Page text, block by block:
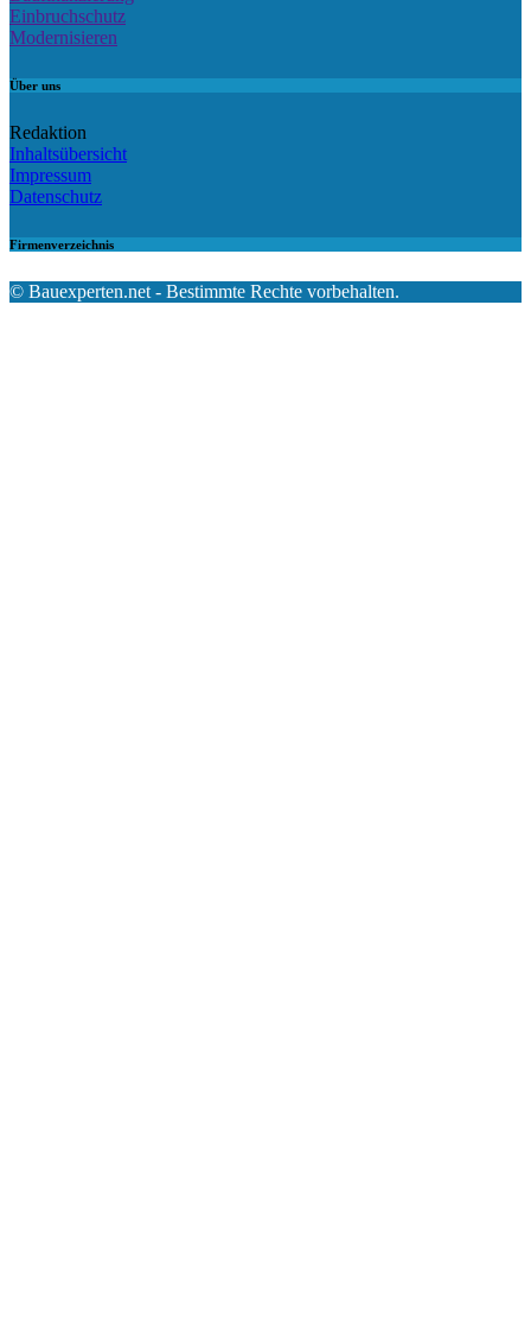
Einbruchschutz
Modernisieren
Über uns
Redaktion
Inhaltsübersicht
Impressum
Datenschutz
Firmenverzeichnis
© Bauexperten.net - Bestimmte Rechte vorbehalten.